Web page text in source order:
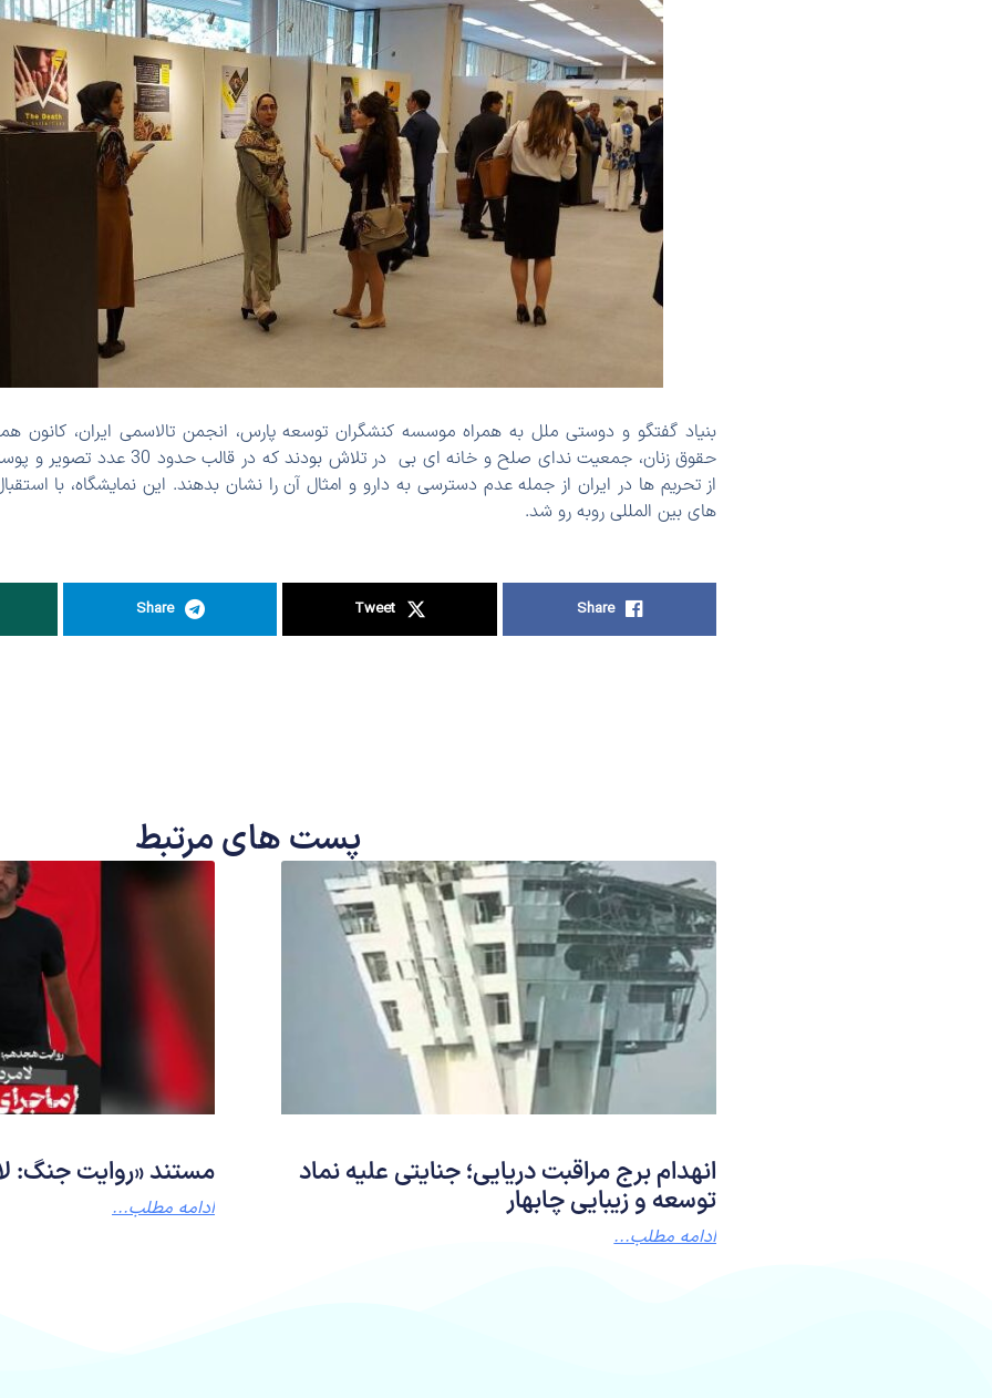
بنیاد گفتگو و دوستی ملل به همراه موسسه کنشگران توسعه پارس، انجمن تالاسمی ایران، کانون
حقوق زنان، جمعیت ندای صلح و خانه ای بی
از تحریم ها در ایران از جمله عدم دسترسی به دارو و امثال آن را نشان بدهند. این نمایشگاه، با
های بین المللی روبه رو شد.
Share
Tweet
Share
پست های مرتبط
انهدام برج مراقبت دریایی؛ جنایتی علیه نماد
توسعه و زیبایی چابهار
ادامه مطلب...
مستند «روایت جنگ:
ادامه مطلب...